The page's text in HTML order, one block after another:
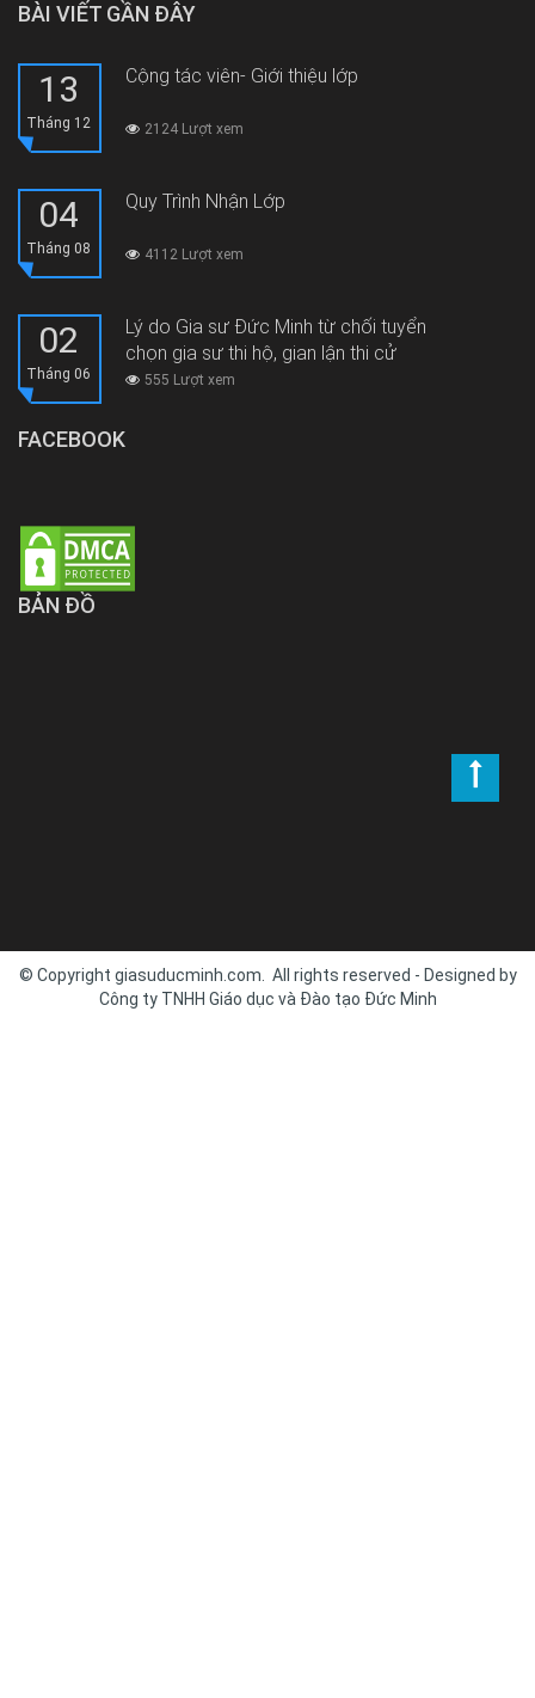
BÀI VIẾT GẦN ĐÂY
13
Tháng 12
Cộng tác viên- Giới thiệu lớp
2124 Lượt xem
04
Tháng 08
Quy Trình Nhận Lớp
4112 Lượt xem
02
Tháng 06
Lý do Gia sư Đức Minh từ chối tuyển
chọn gia sư thi hộ, gian lận thi cử
555 Lượt xem
FACEBOOK
BẢN ĐỒ
© Copyright giasuducminh.com. All rights reserved - Designed by
Công ty TNHH Giáo dục và Đào tạo Đức Minh